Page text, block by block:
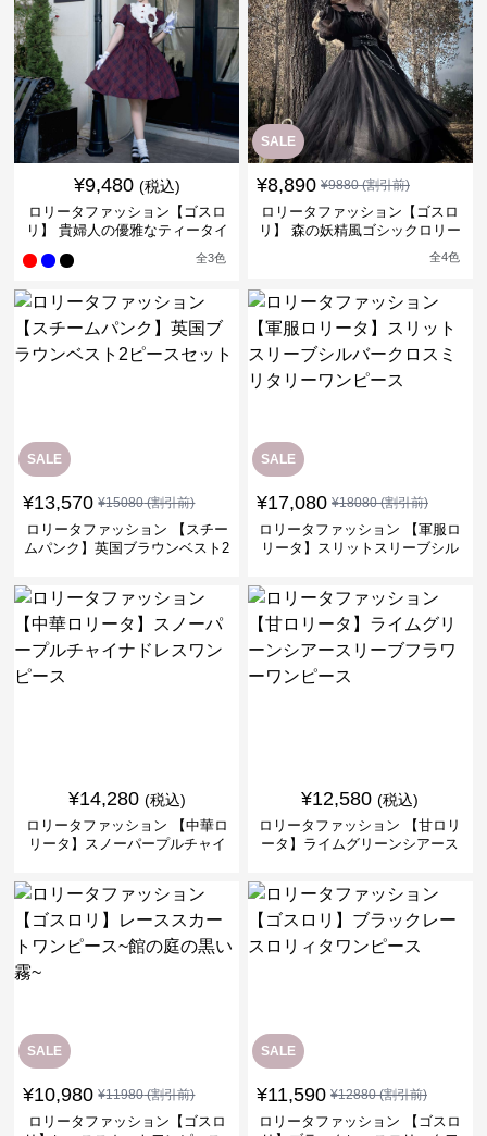
¥9,480 (税込)
ロリータファッション【ゴスロ
リ】 貴婦人の優雅なティータイ
全3色
SALE
¥8,890 ¥9880(割引前)
ロリータファッション【ゴスロ
リ】 森の妖精風ゴシックロリー
全4色
SALE
¥13,570 ¥15080(割引前)
ロリータファッション 【スチー
ムパンク】英国ブラウンベスト2
SALE
¥17,080 ¥18080(割引前)
ロリータファッション 【軍服ロ
リータ】スリットスリーブシル
¥14,280 (税込)
ロリータファッション 【中華ロ
リータ】スノーパープルチャイ
¥12,580 (税込)
ロリータファッション 【甘ロリ
ータ】ライムグリーンシアース
SALE
¥10,980 ¥11980(割引前)
ロリータファッション【ゴスロ
SALE
¥11,590 ¥12880(割引前)
ロリータファッション 【ゴスロ